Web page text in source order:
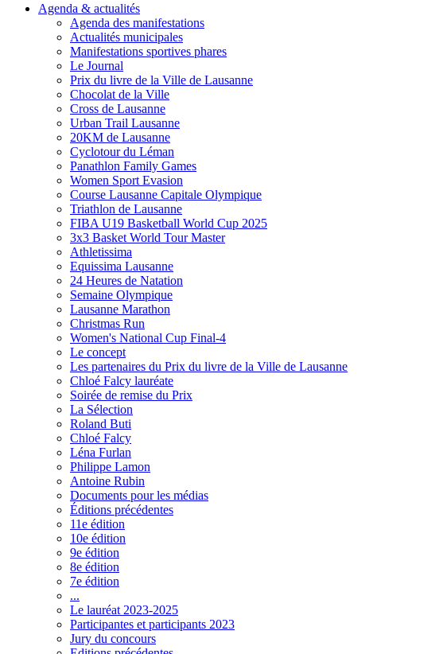
Agenda & actualités
Agenda des manifestations
Actualités municipales
Manifestations sportives phares
Le Journal
Prix du livre de la Ville de Lausanne
Chocolat de la Ville
Cross de Lausanne
Urban Trail Lausanne
20KM de Lausanne
Cyclotour du Léman
Panathlon Family Games
Women Sport Evasion
Course Lausanne Capitale Olympique
Triathlon de Lausanne
FIBA U19 Basketball World Cup 2025
3x3 Basket World Tour Master
Athletissima
Equissima Lausanne
24 Heures de Natation
Semaine Olympique
Lausanne Marathon
Christmas Run
Women's National Cup Final-4
Le concept
Les partenaires du Prix du livre de la Ville de Lausanne
Chloé Falcy lauréate
Soirée de remise du Prix
La Sélection
Roland Buti
Chloé Falcy
Léna Furlan
Philippe Lamon
Antoine Rubin
Documents pour les médias
Éditions précédentes
11e édition
10e édition
9e édition
8e édition
7e édition
...
Le lauréat 2023-2025
Participantes et participants 2023
Jury du concours